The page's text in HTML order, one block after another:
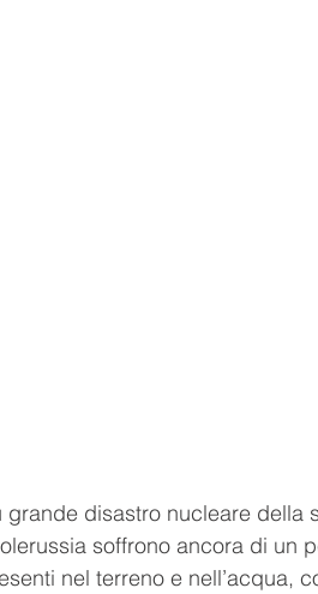
grande disastro nucleare della
soffrono ancora di un
nel terreno e nell’acqua,